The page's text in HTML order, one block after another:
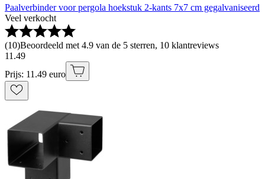
Paalverbinder voor pergola hoekstuk 2-kants 7x7 cm gegalvaniseerd
Veel verkocht
(10)Beoordeeld met 4.9 van de 5 sterren, 10 klantreviews
11.49
Prijs: 11.49 euro